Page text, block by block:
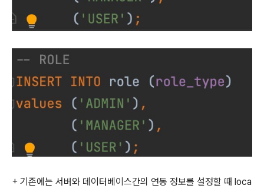
+ 기존에는 서버와 데이터베이스간의 연동 정보를 설정할 때 loca